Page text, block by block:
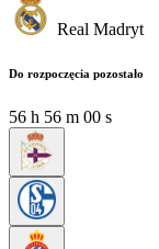
Real Madryt
Do rozpoczęcia pozostało
56 h 55 m 59 s